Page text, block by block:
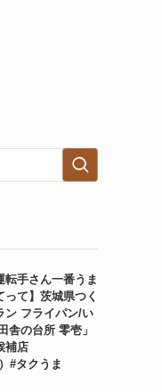
転手さん一番うま
って】茨城県つく
ン フライパン/い
舎の台所 零壱」
補店
#タクうま